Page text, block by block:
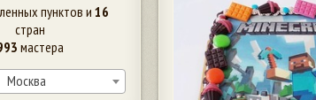
пунктов и16
стран
мастера
Москва